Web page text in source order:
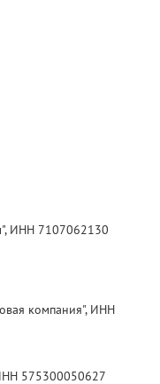
ИНН 7107062130
компания", ИНН
575300050627